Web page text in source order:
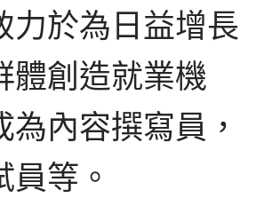
力於為日益增長
體創造就業機
為內容撰寫員，
員等。